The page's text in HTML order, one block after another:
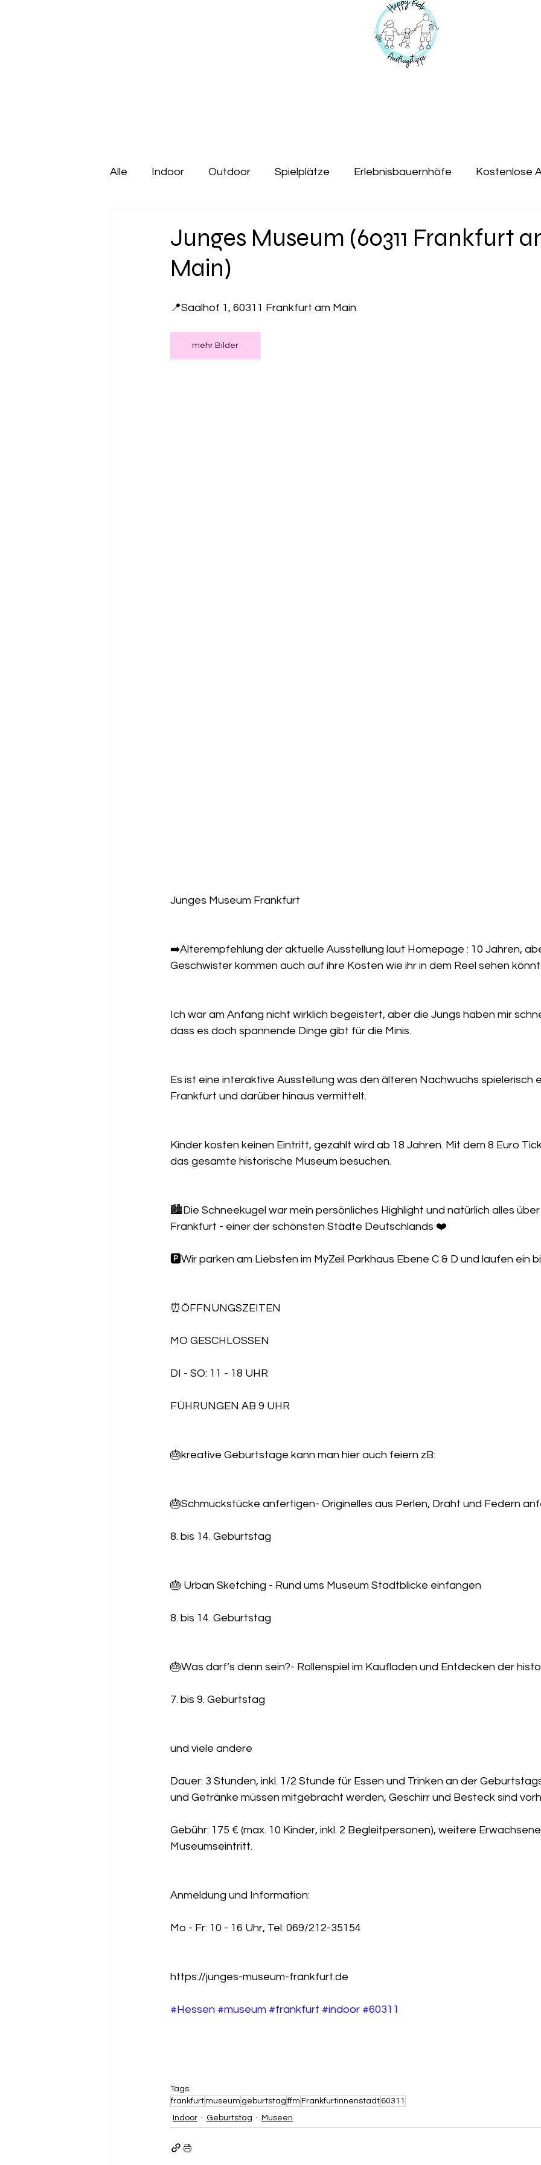
Alle Indoor Outdoor Spielplätze Erlebnisbauernhöfe Kostenlose
Kindercafé Freizeitpark
Junges Museum (60311 Frankfurt
Main)
📍Saalhof 1, 60311 Frankfurt am Main
mehr Bilder
Junges Museum Frankfurt
➡️Alterempfehlung der aktuelle Ausstellung laut Homepage : 10 Jahren,
Geschwister kommen auch auf ihre Kosten wie ihr in dem Reel sehen könnt.
Ich war am Anfang nicht wirklich begeistert, aber die Jungs haben mir
dass es doch spannende Dinge gibt für die Minis.
Es ist eine interaktive Ausstellung was den älteren Nachwuchs spielerisch
Frankfurt und darüber hinaus vermittelt.
Kinder kosten keinen Eintritt, gezahlt wird ab 18 Jahren. Mit dem 8 Euro
das gesamte historische Museum besuchen.
🏙️Die Schneekugel war mein persönliches Highlight und natürlich alles
Frankfurt - einer der schönsten Städte Deutschlands ❤️
🅿️Wir parken am Liebsten im MyZeil Parkhaus Ebene C & D und laufen ein
⏰ÖFFNUNGSZEITEN
MO GESCHLOSSEN
DI - SO: 11 - 18 UHR
FÜHRUNGEN AB 9 UHR
🎂kreative Geburtstage kann man hier auch feiern zB:
🎂Schmuckstücke anfertigen- Originelles aus Perlen, Draht und Federn
8. bis 14. Geburtstag
🎂 Urban Sketching - Rund ums Museum Stadtblicke einfangen
8. bis 14. Geburtstag
🎂Was darf’s denn sein?- Rollenspiel im Kaufladen und Entdecken der
7. bis 9. Geburtstag
und viele andere
Dauer: 3 Stunden, inkl. 1/2 Stunde für Essen und Trinken an der
und Getränke müssen mitgebracht werden, Geschirr und Besteck sind
Gebühr: 175 € (max. 10 Kinder, inkl. 2 Begleitpersonen), weitere
Museumseintritt.
Anmeldung und Information:
Mo - Fr: 10 - 16 Uhr, Tel: 069/212-35154
https://junges-museum-frankfurt.de
#Hessen #museum #frankfurt #indoor #60311
Tags:
frankfurtmuseum geburtstag ffm Frankfurtinnenstadt 60311
Indoor
Geburtstag Museen